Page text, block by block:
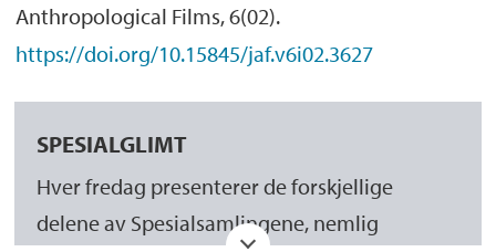
Anthropological Films, 6(02).
https://doi.org/10.15845/jaf.v6i02.3627
SPESIALGLIMT
Hver fredag presenterer de forskjellige
delene av Spesialsamlingene, nemlig